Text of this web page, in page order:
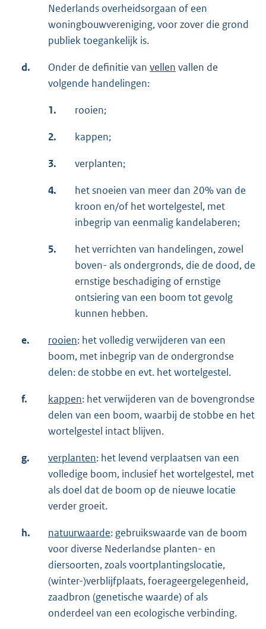
Nederlands overheidsorgaan of een
woningbouwvereniging, voor zover die grond
publiek toegankelijk is.
d. Onder de definitie van vellen vallen de
volgende handelingen:
1. rooien;
2. kappen;
3. verplanten;
4.
het snoeien van meer dan 20% van de
kroon en/of het wortelgestel, met
inbegrip van eenmalig kandelaberen;
5.
het verrichten van handelingen, zowel
boven- als ondergronds, die de dood, de
ernstige beschadiging of ernstige
ontsiering van een boom tot gevolg
kunnen hebben.
e. rooien: het volledig verwijderen van een
boom, met inbegrip van de ondergrondse
delen: de stobbe en evt. het wortelgestel.
f. kappen: het verwijderen van de bovengrondse
delen van een boom, waarbij de stobbe en het
wortelgestel intact blijven.
g. verplanten: het levend verplaatsen van een
volledige boom, inclusief het wortelgestel, met
als doel dat de boom op de nieuwe locatie
verder groeit.
h. natuurwaarde: gebruikswaarde van de boom
voor diverse Nederlandse planten- en
diersoorten, zoals voortplantingslocatie,
(winter-)verblijfplaats, foerageergelegenheid,
zaadbron (genetische waarde) of als
onderdeel van een ecologische verbinding.